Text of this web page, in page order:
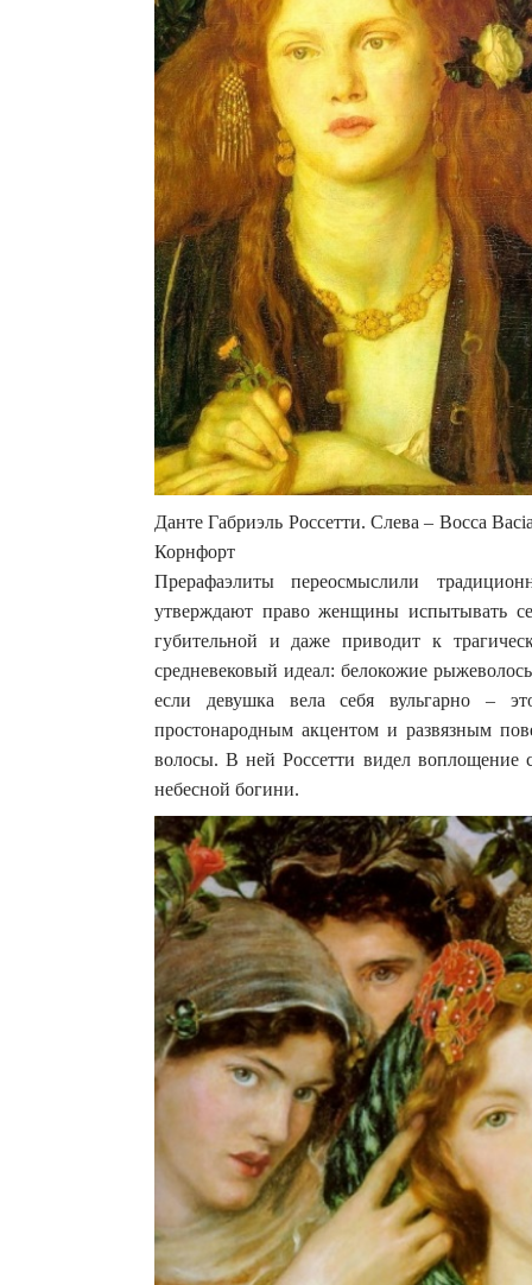
Данте Габриэль Россетти. Слева – Bocca
Корнфорт
Прерафаэлиты переосмыслили
утверждают право женщины испытывать
губительной и даже приводит к
средневековый идеал: белокожие
если девушка вела себя вульгарно –
простонародным акцентом и развязным
волосы. В ней Россетти видел воплощение
небесной богини.